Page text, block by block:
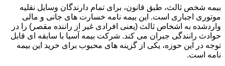
بیمه شخص ثالث، طبق قانون، برای تمام دارندگان وسایل نقلیه
موتوری اجباری است. این بیمه نامه خسارت های جانی و مالی
واردشده به اشخاص ثالث (یعنی افرادی غیر از راننده مقصر) را در
حوادث رانندگی جبران می کند. شرکت بیمه آسیا با سابقه ای قابل
توجه در این حوزه، یکی از گزینه های محبوب برای خرید این بیمه
نامه است.